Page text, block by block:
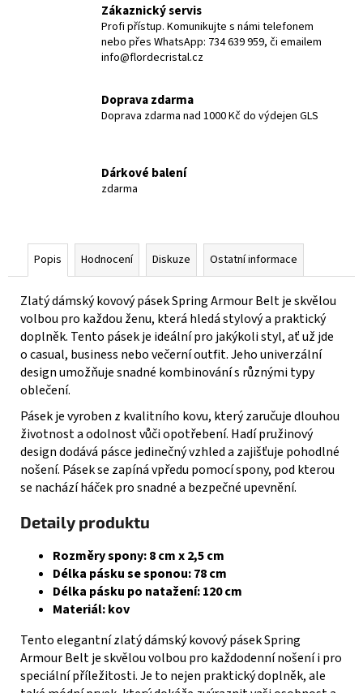
Zákaznický servis
Profi přístup. Komunikujte s námi telefonem
nebo přes WhatsApp: 734 639 959, či emailem
info@flordecristal.cz
Doprava zdarma
Doprava zdarma nad 1000 Kč do výdejen GLS
Dárkové balení
zdarma
Popis Hodnocení Diskuze Ostatní informace
Zlatý dámský kovový pásek Spring Armour Belt je skvělou
volbou pro každou ženu, která hledá stylový a praktický
doplněk. Tento pásek je ideální pro jakýkoli styl, ať už jde
o casual, business nebo večerní outfit. Jeho univerzální
design umožňuje snadné kombinování s různými typy
oblečení.
Pásek je vyroben z kvalitního kovu, který zaručuje dlouhou
životnost a odolnost vůči opotřebení. Hadí pružinový
design dodává pásce jedinečný vzhled a zajišťuje pohodlné
nošení. Pásek se zapíná vpředu pomocí spony, pod kterou
se nachází háček pro snadné a bezpečné upevnění.
Detaily produktu
Rozměry spony: 8 cm x 2,5 cm
Délka pásku se sponou: 78 cm
Délka pásku po natažení: 120 cm
Materiál: kov
Tento elegantní zlatý dámský kovový pásek Spring
Armour Belt je skvělou volbou pro každodenní nošení i pro
speciální příležitosti. Je to nejen praktický doplněk, ale